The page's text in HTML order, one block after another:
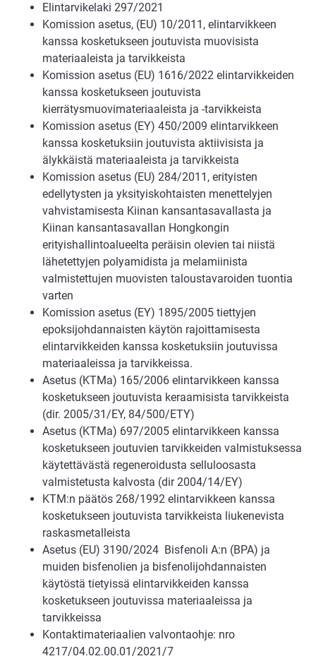
Elintarvikelaki 297/2021
Komission asetus, (EU) 10/2011, elintarvikkeen
kanssa kosketukseen joutuvista muovisista
materiaaleista ja tarvikkeista
Komission asetus (EU) 1616/2022 elintarvikkeiden
kanssa kosketukseen joutuvista
kierrätysmuovimateriaaleista ja -tarvikkeista
Komission asetus (EY) 450/2009 elintarvikkeen
kanssa kosketuksiin joutuvista aktiivisista ja
älykkäistä materiaaleista ja tarvikkeista
Komission asetus (EU) 284/2011, erityisten
edellytysten ja yksityiskohtaisten menettelyjen
vahvistamisesta Kiinan kansantasavallasta ja
Kiinan kansantasavallan Hongkongin
erityishallintoalueelta peräisin olevien tai niistä
lähetettyjen polyamidista ja melamiinista
valmistettujen muovisten taloustavaroiden tuontia
varten
Komission asetus (EY) 1895/2005 tiettyjen
epoksijohdannaisten käytön rajoittamisesta
elintarvikkeiden kanssa kosketuksiin joutuvissa
materiaaleissa ja tarvikkeissa.
Asetus (KTMa) 165/2006 elintarvikkeen kanssa
kosketukseen joutuvista keraamisista tarvikkeista
(dir. 2005/31/EY, 84/500/ETY)
Asetus (KTMa) 697/2005 elintarvikkeen kanssa
kosketukseen joutuvien tarvikkeiden valmistuksessa
käytettävästä regeneroidusta selluloosasta
valmistetusta kalvosta (dir 2004/14/EY)
KTM:n päätös 268/1992 elintarvikkeen kanssa
kosketukseen joutuvista tarvikkeista liukenevista
raskasmetalleista
Asetus (EU) 3190/2024 Bisfenoli A:n (BPA) ja
muiden bisfenolien ja bisfenolijohdannaisten
käytöstä tietyissä elintarvikkeiden kanssa
kosketukseen joutuvissa materiaaleissa ja
tarvikkeissa
Kontaktimateriaalien valvontaohje: nro
4217/04.02.00.01/2021/7